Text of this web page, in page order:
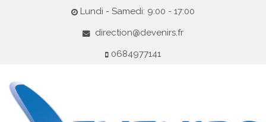
Lundi - Samedi: 9:00 - 17:00
direction@devenirs.fr
0684977141